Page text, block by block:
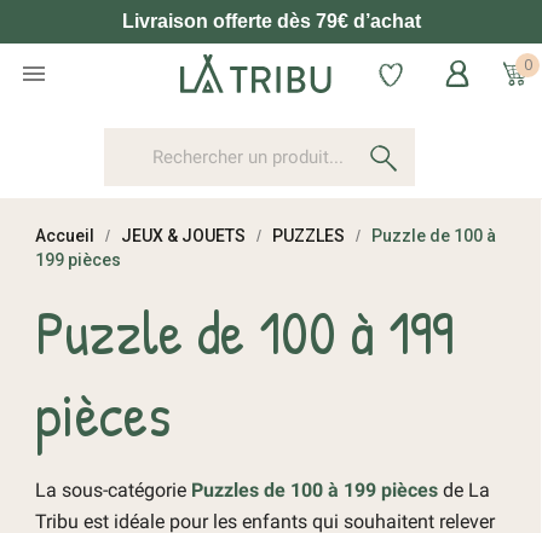
Livraison offerte dès 79€ d’achat
 0
Accueil JEUX & JOUETS PUZZLES
Puzzle de 100 à
199 pièces
Puzzle de 100 à 199
pièces
La sous-catégorie Puzzles de 100 à 199 pièces de La
Tribu est idéale pour les enfants qui souhaitent relever